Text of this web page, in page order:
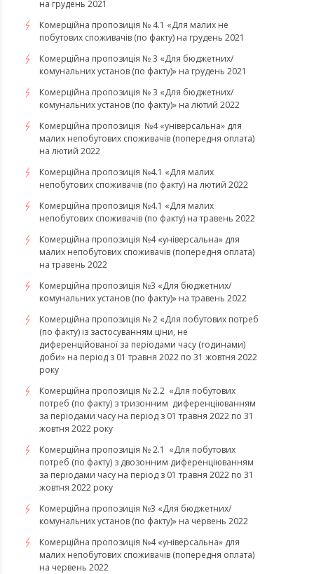
на грудень 2021
Комерційна пропозиція № 4.1 «Для малих не
побутових споживачів (по факту) на грудень 2021
Комерційна пропозиція № 3 «Для бюджетних/
комунальних установ (по факту)» на грудень 2021
​​​​​​Комерційна пропозиція № 3 «Для бюджетних/
комунальних установ (по факту)» на лютий 2022
Комерційна пропозиція №4 «універсальна» для
малих непобутових споживачів (попередня оплата)
на лютий 2022
​​​​​​​Комерційна пропозиція №4.1 «Для малих
непобутових споживачів (по факту) на лютий 2022
Комерційна пропозиція №4.1 «Для малих
непобутових споживачів (по факту) на травень 2022
Комерційна пропозиція №4 «універсальна» для
малих непобутових споживачів (попередня оплата)
на травень 2022
Комерційна пропозиція №3 «Для бюджетних/
комунальних установ (по факту)» на травень 2022
Комерційна пропозиція № 2 «Для побутових потреб
(по факту) із застосуванням ціни, не
диференційованої за періодами часу (годинами)
доби» на період з 01 травня 2022 по 31 жовтня 2022
року
Комерційна пропозиція № 2.2 «Для побутових
потреб (по факту) з тризонним диференціюванням
за періодами часу на період з 01 травня 2022 по 31
жовтня 2022 року
Комерційна пропозиція № 2.1 «Для побутових
потреб (по факту) з двозонним диференціюванням
за періодами часу на період з 01 травня 2022 по 31
жовтня 2022 року
Комерційна пропозиція №3 «Для бюджетних/
комунальних установ (по факту)» на червень 2022
Комерційна пропозиція №4 «універсальна» для
малих непобутових споживачів (попередня оплата)
на червень 2022